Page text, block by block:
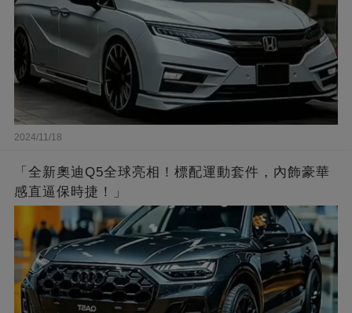
2024/11/18
「全新奧迪Q5全球亮相！標配運動套件，內飾豪華
感直逼保時捷！」